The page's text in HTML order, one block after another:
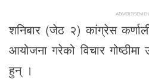
शनिबार (जेठ २) कांग्रेस
आयोजना गरेको विचार
हुन् ।